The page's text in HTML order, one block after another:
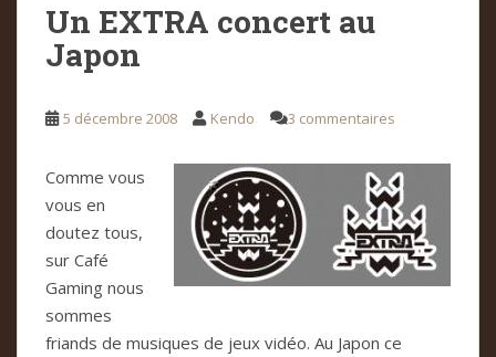
Un EXTRA concert au
Japon
5 décembre 2008 Kendo 3 commentaires
Comme vous
vous en
doutez tous,
sur Café
Gaming nous
sommes
friands de musiques de jeux vidéo. Au Japon ce